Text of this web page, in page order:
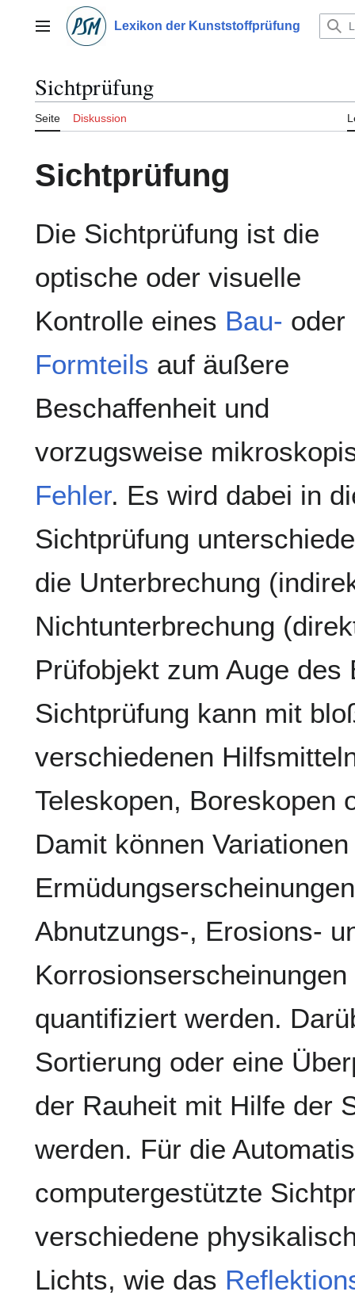
springenHauptmenü Lexikon der Kunststoffprüfung
Sichtprüfung
Seite Diskussion
Sichtprüfung
Die Sichtprüfung ist die
optische oder visuelle
Kontrolle eines Bau- oder
Formteils auf äußere
Beschaffenheit und
vorzugsweise
Fehler. Es wird dabei in
Sichtprüfung
die Unterbrechung
Nichtunterbrechung
Prüfobjekt zum Auge
Sichtprüfung kann mit
verschiedenen
Teleskopen, Boreskopen
Damit können
Abnutzungs-, Erosions-
quantifiziert werden.
Sortierung oder eine
der Rauheit mit Hilfe der
werden. Für die
computergestützte
verschiedene
Lichts, wie das